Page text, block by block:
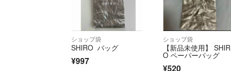
ショップ袋
SHIRO バッグ
¥997
ショップ袋
【新品未使用】 SHIR
O ペーパーバッグ
¥520